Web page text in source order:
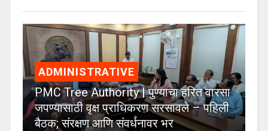
ADMINISTRATIVE
PMC Tree Authority | पुण्याचा हरित वारसा
जपण्यासाठी वृक्ष प्राधिकरण सरसावले – पहिली
बैठक; संरक्षण आणि संवर्धनावर भर